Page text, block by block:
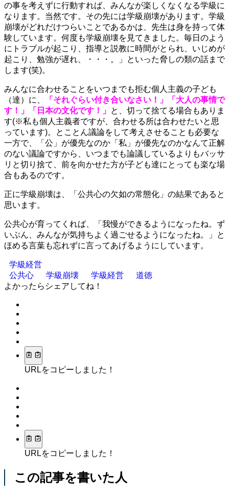
の事を考えずに行動すれば、みんなが楽しくなくなる学級に
なります。当然です。その先には学級崩壊があります。学級
崩壊がどれだけつらいことであるかは、先生は身を持って体
験しています。何度も学級崩壊を見てきました。毎日のよう
にトラブルが起こり、指導と説教に時間がとられ、いじめが
起こり、勉強が遅れ、・・・。」といった脅しの類の話まで
します(笑)。
みんなに合わせることをいつまでも拒む個人主義の子ども
（達）に、
「それぐらい付き合いなさい！」「大人の事情で
す！」「日本の文化です！」 と、切って捨てる場合もありま
す(※私も個人主義者ですが、合わせる所は合わせたいと思
っています)。とことん議論をして考えさせることも必要な
一方で、「公」が優先なのか「私」が優先なのかなんて正解
のない議論ですから、いつまでも論議しているよりもバッサ
リと切り捨て、前を向かせた方が子ども達にとっても楽な場
合もあるのです。
正に学級崩壊は、「公共心の欠如の常態化」の結果であると
思います。
公共心が育ってくれば、「我慢ができるようになったね。ず
いぶん、みんなが気持ちよく過ごせるようになったね。」と
ほめる言葉も忘れずに言ってあげるようにしています。
学級経営
公共心
学級崩壊 学級経営
道徳
よかったらシェアしてね！
URLをコピーしました！
URLをコピーしました！
この記事を書いた人